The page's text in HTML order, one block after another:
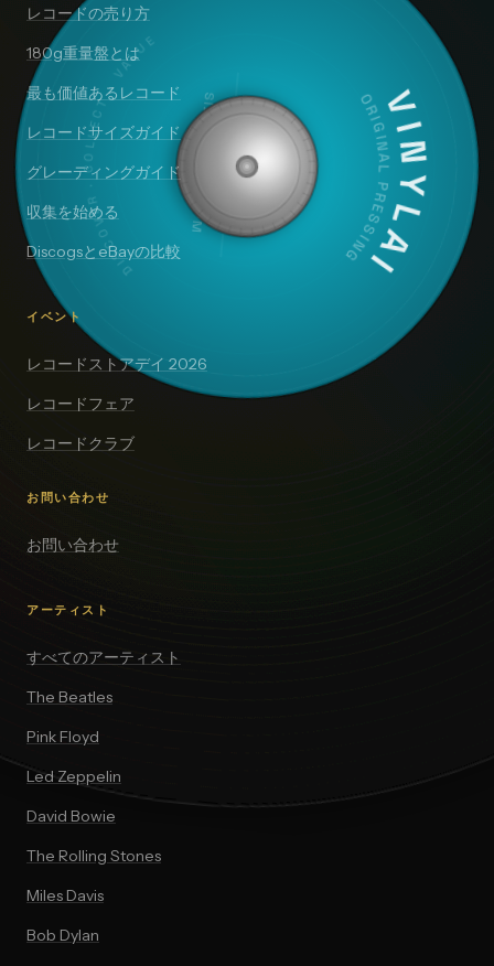
VINYLAI
ORIGINAL PRESSING
SIDE A — 33⅓ RPM
DISCOVER · COLLECT · VALUE
レコードの売り方
180g重量盤とは
最も価値あるレコード
レコードサイズガイド
グレーディングガイド
収集を始める
DiscogsとeBayの比較
イベント
レコードストアデイ 2026
レコードフェア
レコードクラブ
お問い合わせ
お問い合わせ
アーティスト
すべてのアーティスト
The Beatles
Pink Floyd
Led Zeppelin
David Bowie
The Rolling Stones
Miles Davis
Bob Dylan